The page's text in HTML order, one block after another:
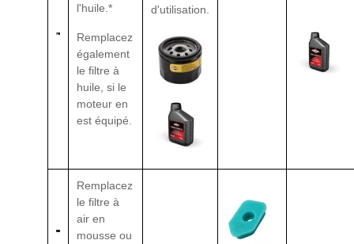
l'huile.*
Remplacez
également
le filtre à
huile, si le
moteur en
est équipé.
d'utilisation.
Remplacez
le filtre à
air en
mousse ou